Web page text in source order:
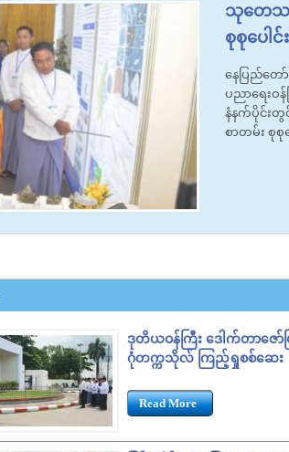
သုတေသ
စုစုပေါ
နေပြည်တေ
ပညာရေးဝ
နံနက်ပိုင်း
စာတမ်း စုစု
ဒုတိယဝန်ကြီး ဒေါက်တာဇေ
ဂုံတက္ကသိုလ် ကြည့်ရှုစစ်ဆေး
Read More